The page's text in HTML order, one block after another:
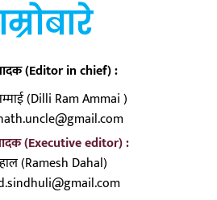
(Editor in chief) :
(Dilli Ram Ammai )
(Executive editor) :
(Ramesh Dahal)